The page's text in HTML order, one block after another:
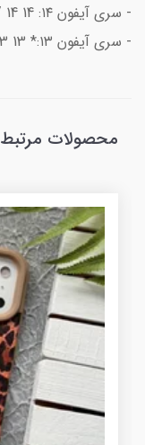
- سری آیفون ۱۴: 14 Pro Max / 14 Pro / 14
- سری آیفون ۱۳:* 13 Pro Max / 13 Pro / 13
محصولات مرتبط